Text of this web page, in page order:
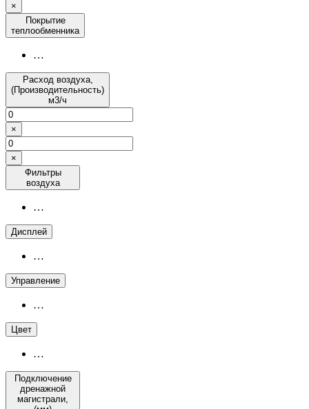
×
Покрытие
теплообменника
…
Расход воздуха,
(Производительность)
м3/ч
×
×
Фильтры
воздуха
…
Дисплей
…
Управление
…
Цвет
…
Подключение
дренажной
магистрали,